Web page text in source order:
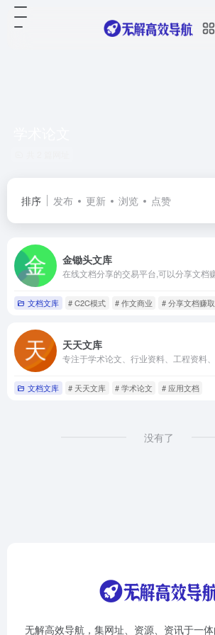
排序 发布 更新 浏览 点赞
金锄头文库
在线文档分享的交易平台,可以分享文档
文档文库 # C2C模式 # 作文商业 # 分享文档赚
天天文库
文档文库 # 天天文库 # 学术论文 # 应用文档
没有了
无解高效导航，集网址、资源、资讯于一